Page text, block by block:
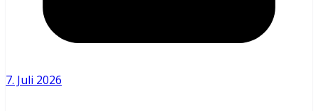
7. Juli 2026